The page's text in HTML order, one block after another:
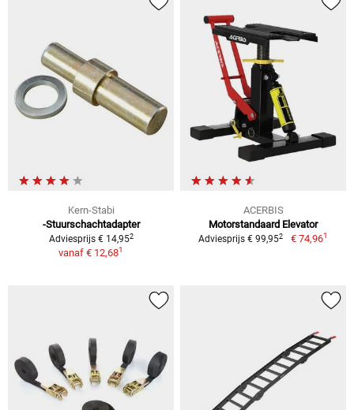
Kern-Stabi
-Stuurschachtadapter
Adviesprijs € 14,952
vanaf € 12,681
ACERBIS
Motorstandaard Elevator
Adviesprijs € 99,952 € 74,961